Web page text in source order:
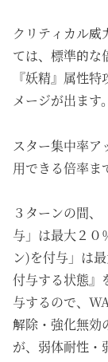
クリティカル威
ては、標準的な
『妖精』属性
メージが出ます。
スター集中率
用できる倍率ま
３ターンの間
与」は最大２０
ン)を付与」は
付与する状態』
与するので、
解除・強化無効
が、弱体耐性・